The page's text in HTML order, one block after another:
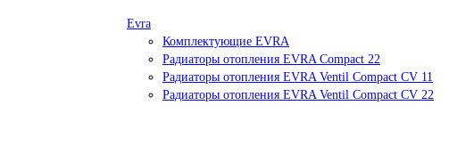
Evra
Комплектующие EVRA
Радиаторы отопления EVRA Compact 22
Радиаторы отопления EVRA Ventil Compact CV 11
Радиаторы отопления EVRA Ventil Compact CV 22